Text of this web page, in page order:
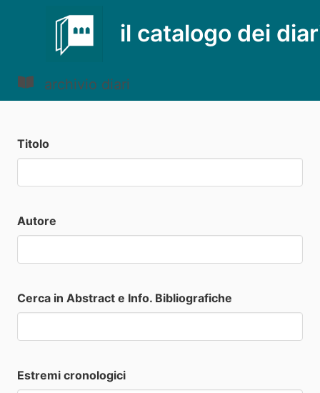
il catalogo dei
archivio diari
Titolo
Autore
Cerca in Abstract e Info. Bibliografiche
Estremi cronologici